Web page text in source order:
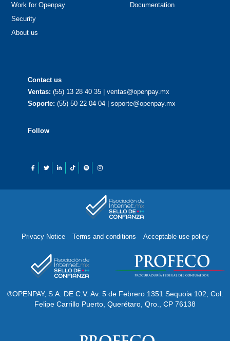
Work for Openpay
Security
About us
Documentation
Contact us
Ventas: (55) 13 28 40 35 | ventas@openpay.mx
Soporte: (55) 50 22 04 04 | soporte@openpay.mx
Follow
Privacy Notice Terms and conditions Acceptable use policy
®OPENPAY, S.A. DE C.V. Av. 5 de Febrero 1351 Sequoia 102, Col.
Felipe Carrillo Puerto, Querétaro, Qro., CP 76138